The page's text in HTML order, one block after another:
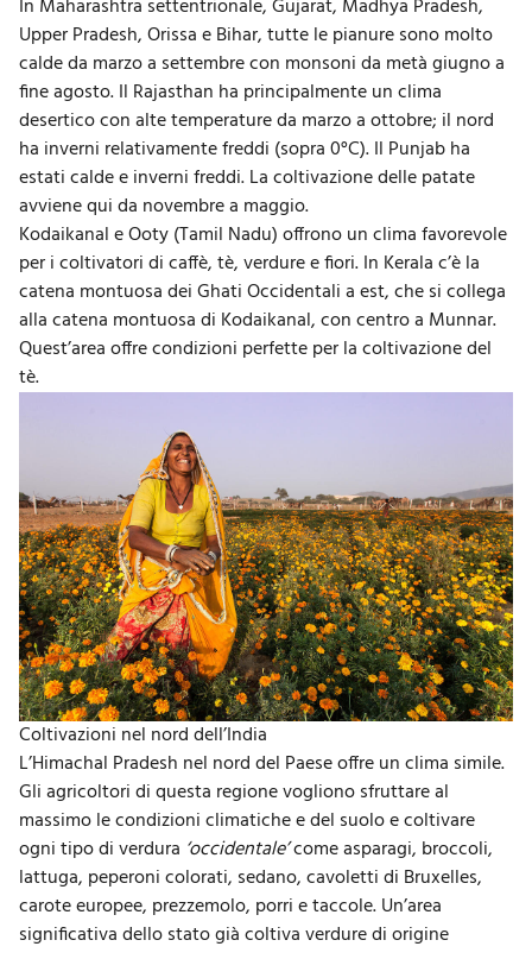
In Maharashtra settentrionale, Gujarat, Madhya Pradesh,
Upper Pradesh, Orissa e Bihar, tutte le pianure sono molto
calde da marzo a settembre con monsoni da metà giugno a
fine agosto. Il Rajasthan ha principalmente un clima
desertico con alte temperature da marzo a ottobre; il nord
ha inverni relativamente freddi (sopra 0°C). Il Punjab ha
estati calde e inverni freddi. La coltivazione delle patate
avviene qui da novembre a maggio.
Kodaikanal e Ooty (Tamil Nadu) offrono un clima favorevole
per i coltivatori di caffè, tè, verdure e fiori. In Kerala c’è la
catena montuosa dei Ghati Occidentali a est, che si collega
alla catena montuosa di Kodaikanal, con centro a Munnar.
Quest’area offre condizioni perfette per la coltivazione del
tè.
Coltivazioni nel nord dell’India
L’Himachal Pradesh nel nord del Paese offre un clima simile.
Gli agricoltori di questa regione vogliono sfruttare al
massimo le condizioni climatiche e del suolo e coltivare
ogni tipo di verdura ‘occidentale’come asparagi, broccoli,
lattuga, peperoni colorati, sedano, cavoletti di Bruxelles,
carote europee, prezzemolo, porri e taccole. Un’area
significativa dello stato già coltiva verdure di origine